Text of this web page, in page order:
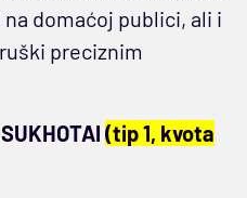
domaćoj publici, ali i
preciznim
(tip 1, kvota